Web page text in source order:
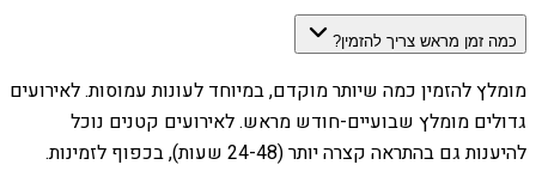
כמה זמן מראש צריך להזמין?
מומלץ להזמין כמה שיותר מוקדם, במיוחד לעונות עמוסות. לאירועים
גדולים מומלץ שבועיים-חודש מראש. לאירועים קטנים נוכל
להיענות גם בהתראה קצרה יותר (24-48 שעות), בכפוף לזמינות.